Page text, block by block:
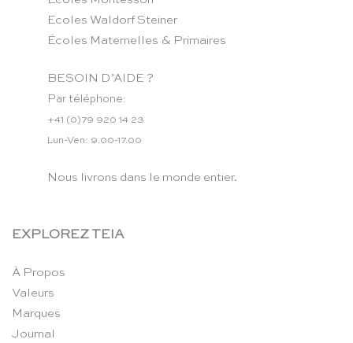
Ecoles Waldorf Steiner
Écoles Maternelles & Primaires
BESOIN D’AIDE ?
Par téléphone:
+41 (0)79 920 14 23
Lun-Ven: 9.00-17.00
Nous livrons dans le monde entier.
EXPLOREZ TEIA
À Propos
Valeurs
Marques
Journal